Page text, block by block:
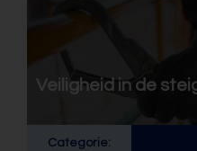
Veiligheid in de
Categorie: